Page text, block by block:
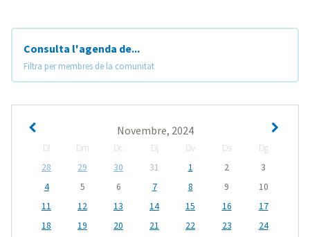
Consulta l'agenda de...
Filtra per membres de la comunitat
Novembre, 2024
Dl Dm Dc Dj Dv Ds
Dg
28
29 30 31 1 2
3
4
5 6 7 8 9
10
11
12 13 14 15 16
17
18
19 20 21 22 23
24